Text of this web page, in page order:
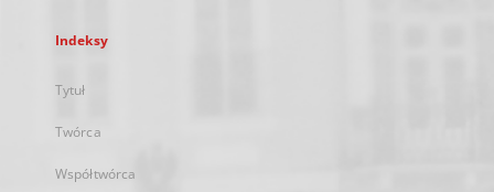
Indeksy
Tytuł
Twórca
Współtwórca